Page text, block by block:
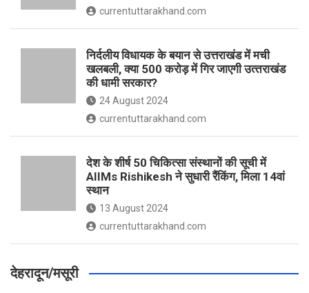
currentuttarakhand.com
निर्दलीय विधायक के बयान से उत्तराखंड में मची
खलबली, क्‍या 500 करोड़ में गिर जाएगी उत्‍तराखंड
की धामी सरकार?
24 August 2024
currentuttarakhand.com
देश के शीर्ष 50 चिकित्सा संस्थानों की सूची में
AIIMs Rishikesh ने सुधारी रैंकिंग, मिला 14वां
स्थान
13 August 2024
currentuttarakhand.com
देहरादून/मसूरी